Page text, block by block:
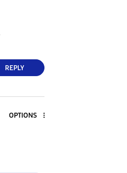
REPLY
OPTIONS